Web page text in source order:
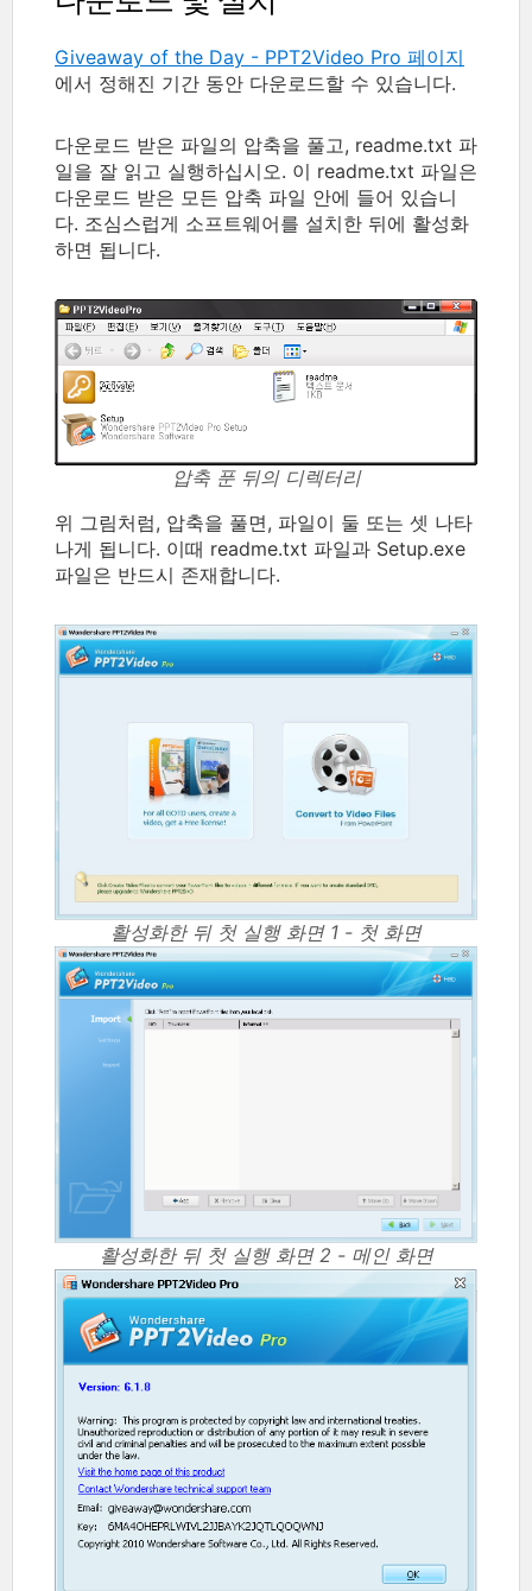
Giveaway of the Day - PPT2Video Pro 페이지
에서 정해진 기간 동안 다운로드할 수 있습니다.
다운로드 받은 파일의 압축을 풀고, readme.txt 파
일을 잘 읽고 실행하십시오. 이 readme.txt 파일은
다운로드 받은 모든 압축 파일 안에 들어 있습니
다. 조심스럽게 소프트웨어를 설치한 뒤에 활성화
하면 됩니다.
압축 푼 뒤의 디렉터리
위 그림처럼, 압축을 풀면, 파일이 둘 또는 셋 나타
나게 됩니다. 이때 readme.txt 파일과 Setup.exe
파일은 반드시 존재합니다.
활성화한 뒤 첫 실행 화면 1 - 첫 화면
활성화한 뒤 첫 실행 화면 2 - 메인 화면